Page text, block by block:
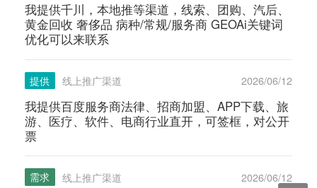
我提供千川，本地推等渠道，线索、团购、汽后、
黄金回收 奢侈品 病种/常规/服务商 GEOAi关键词
优化可以来联系
提供 线上推广渠道 2026/06/12
我提供百度服务商法律、招商加盟、APP下载、旅
游、医疗、软件、电商行业直开，可签框，对公开
票
需求 线上推广渠道 2026/06/12